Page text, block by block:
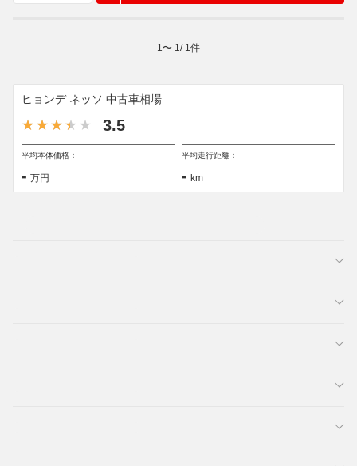
1 〜 1 / 1 件
ヒョンデ ネッソ 中古車相場
3.5
平均本体価格：
- 万円
平均走行距離：
- km